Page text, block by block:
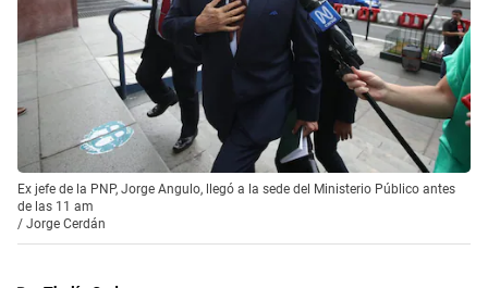
Ex jefe de la PNP, Jorge Angulo, llegó a la sede del Ministerio Público antes
de las 11 am
/ Jorge Cerdán